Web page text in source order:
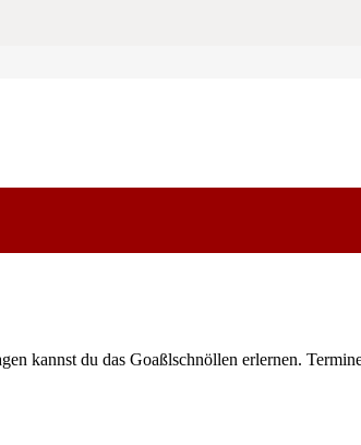
kannst du das Goaßlschnöllen erlernen.